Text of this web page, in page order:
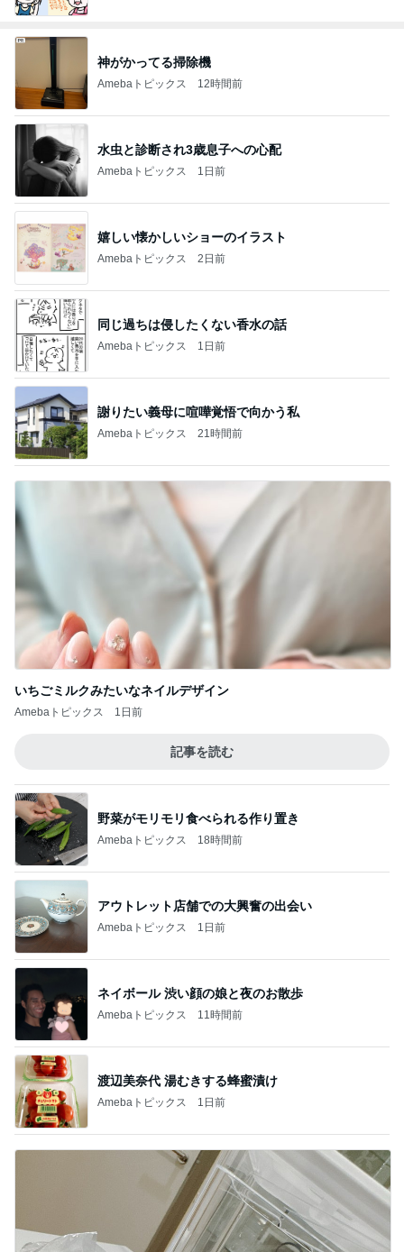
神がかってる掃除機
Amebaトピックス 12時間前
水虫と診断され3歳息子への心配
Amebaトピックス 1日前
嬉しい懐かしいショーのイラスト
Amebaトピックス 2日前
同じ過ちは侵したくない香水の話
Amebaトピックス 1日前
謝りたい義母に喧嘩覚悟で向かう私
Amebaトピックス 21時間前
いちごミルクみたいなネイルデザイン
Amebaトピックス 1日前
記事を読む
野菜がモリモリ食べられる作り置き
Amebaトピックス 18時間前
アウトレット店舗での大興奮の出会い
Amebaトピックス 1日前
ネイボール 渋い顔の娘と夜のお散歩
Amebaトピックス 11時間前
渡辺美奈代 湯むきする蜂蜜漬け
Amebaトピックス 1日前